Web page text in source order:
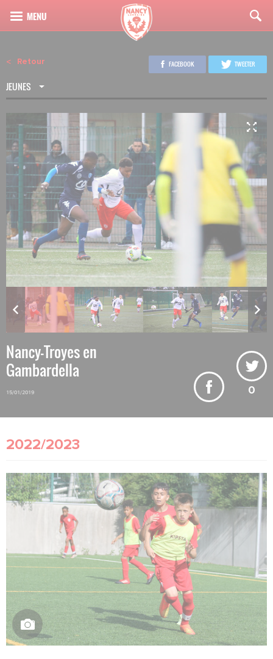
Retour
JEUNES
FACEBOOK TWEETER
4 23
Nancy-Troyes en
Gambardella
15/01/2019 0
2022/2023